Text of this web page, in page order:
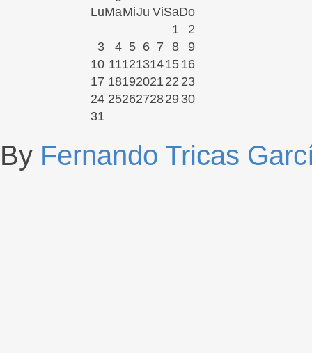
LuMaMiJu ViSaDo
1
2
3
4 5 6 7 8
9
10 1112131415 16
17 18192021 22 23
24 2526272829 30
31
By Fernando Tricas